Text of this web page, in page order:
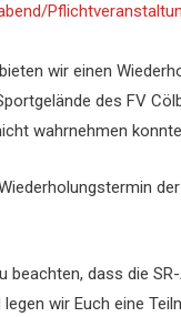
wir einen
des FV
wahrnehmen
beachten, dass die
wir Euch eine